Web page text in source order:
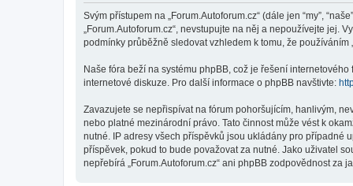
Svým přístupem na „Forum.Autoforum.cz“ (dále jen “my”,
„Forum.Autoforum.cz“, nevstupujte na něj a nepoužívejte jej.
podmínky průběžně sledovat vzhledem k tomu, že používáním
Naše fóra beží na systému phpBB, což je řešení internetového
internetové diskuze. Pro další informace o phpBB navštivte:
Zavazujete se nepřispívat na fórum pohoršujícím, hanlivým,
nebo platné mezinárodní právo. Tato činnost může vést k
nutné. IP adresy všech příspěvků jsou ukládány pro případné
příspěvek, pokud to bude považovat za nutné. Jako uživatel
nepřebírá „Forum.Autoforum.cz“ ani phpBB zodpovědnost za